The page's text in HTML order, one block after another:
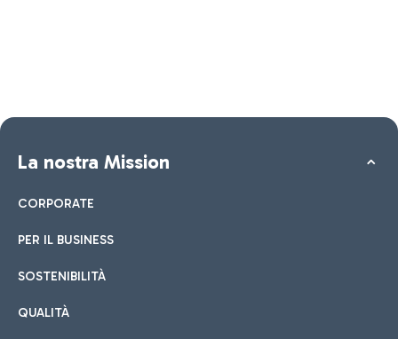
La nostra Mission
CORPORATE
PER IL BUSINESS
SOSTENIBILITÀ
QUALITÀ